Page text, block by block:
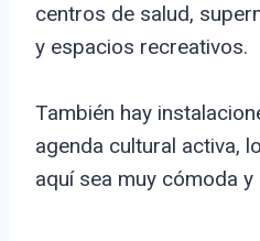
centros de salud,
y espacios recreativos.
También hay
agenda cultural activa,
aquí sea muy cómoda